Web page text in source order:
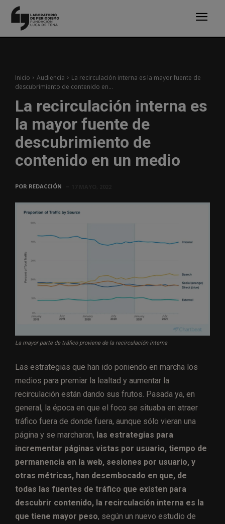
Inicio Audiencia
La recirculación interna es la mayor fuente de
descubrimiento de contenido en...
La recirculación interna es
la mayor fuente de
descubrimiento de
contenido en un medio
POR REDACCIÓN
La mayor parte de tráfico proviene de la recirculación interna
Las estrategias que han ido poniendo en marcha los
medios para premiar la lealtad y aumentar la
recirculación están dando sus frutos. Pasada ya, en
general, la época en que el foco se situaba en atraer
tráfico fuera de donde fuera, aunque sólo vieran una
página y se marcharan, las estrategias para
incrementar páginas vistas por usuario, tiempo de
permanencia en la web, sesiones por usuario, y
otras métricas, han desembocado en que, de
todas las fuentes de tráfico que existen para
descubrir contenido, la recirculación interna es la
que tiene mayor peso, según un nuevo estudio de